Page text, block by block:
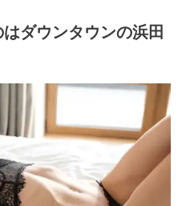
ダウンタウンの浜田